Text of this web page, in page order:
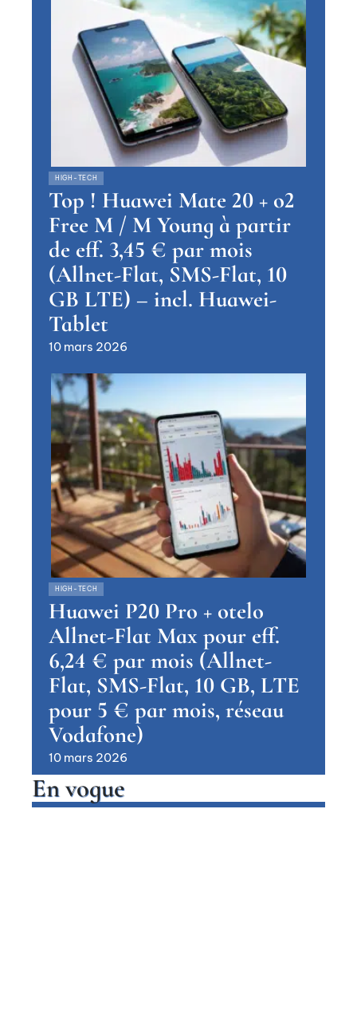
HIGH-TECH
Top ! Huawei Mate 20 + o2
Free M / M Young à partir
de eff. 3,45 € par mois
(Allnet-Flat, SMS-Flat, 10
GB LTE) – incl. Huawei-
Tablet
10 mars 2026
HIGH-TECH
Huawei P20 Pro + otelo
Allnet-Flat Max pour eff.
6,24 € par mois (Allnet-
Flat, SMS-Flat, 10 GB, LTE
pour 5 € par mois, réseau
Vodafone)
10 mars 2026
En vogue